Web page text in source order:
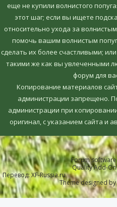
еще не купили волнистого
этот шаг; если вы ищете
относительно ухода за
помочь вашим волнистым
сделать их более счастливыми;
такими же как вы увлеченными
форум для
Копирование материалов
администрации запрещено.
администрации при
оригинал, c указанием сайта и
Forum
Quality Add-
Перевод: XF-Russia.ru
Theme designed by